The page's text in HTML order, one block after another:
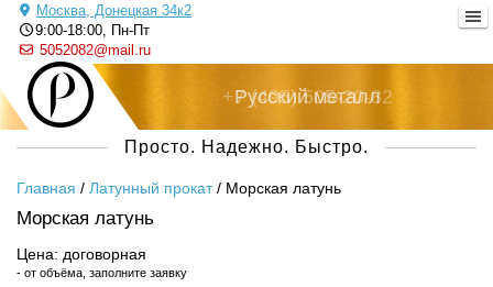
Москва, Донецкая 34к2
9:00-18:00, Пн-Пт
5052082@mail.ru
Русский металл
+7 (495) 505-20-82
Просто. Надежно. Быстро.
Главная / Латунный прокат/ Морская латунь
Морская латунь
Цена: договорная
- от объёма, заполните заявку